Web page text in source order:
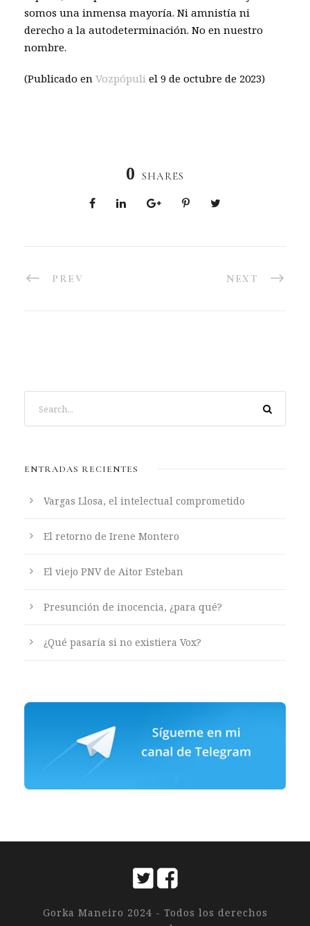
somos una inmensa mayoría. Ni amnistía ni
derecho a la autodeterminación. No en nuestro
nombre.
(Publicado en Vozpópuli el 9 de octubre de 2023)
0 SHARES
PREV NEXT
ENTRADAS RECIENTES
Vargas Llosa, el intelectual comprometido
El retorno de Irene Montero
El viejo PNV de Aitor Esteban
Presunción de inocencia, ¿para qué?
¿Qué pasaría si no existiera Vox?
Gorka Maneiro 2024 - Todos los derechos